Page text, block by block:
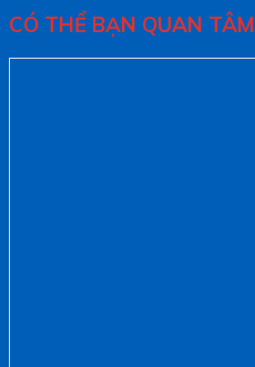
CÓ THỂ BẠN QUAN TÂM